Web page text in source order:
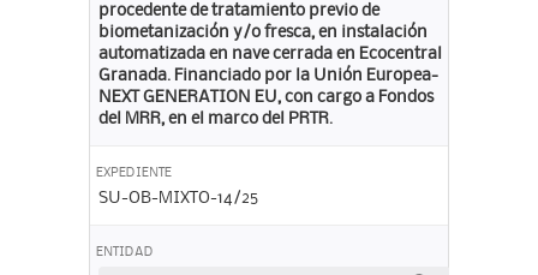
procedente de tratamiento previo de
biometanización y/o fresca, en instalación
automatizada en nave cerrada en Ecocentral
Granada. Financiado por la Unión Europea-
NEXT GENERATION EU, con cargo a Fondos
del MRR, en el marco del PRTR.
EXPEDIENTE
SU-OB-MIXTO-14/25
ENTIDAD